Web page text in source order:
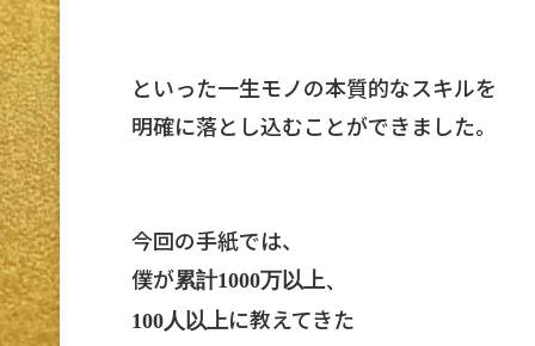
といった一生モノの本質的なスキルを
明確に落とし込むことができました。
今回の手紙では、
僕が累計1000万以上、
100人以上に教えてきた